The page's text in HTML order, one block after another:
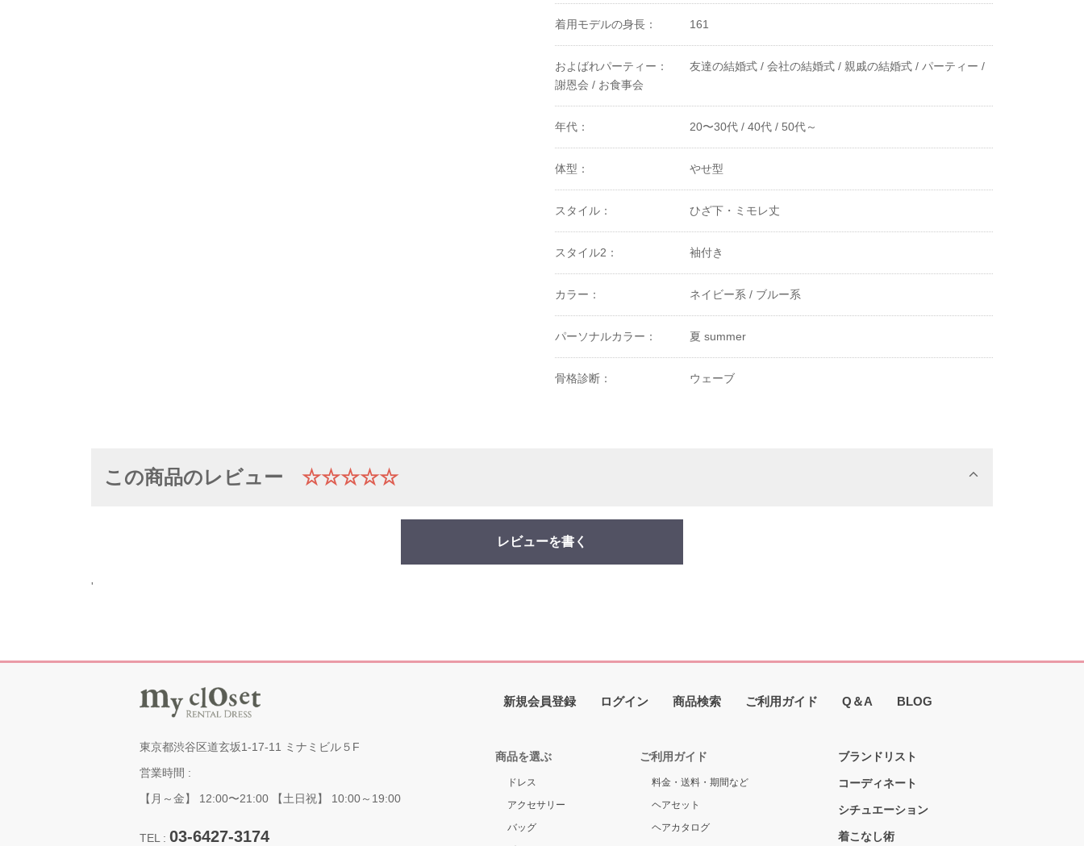
着用モデルの身長： 161
およばれパーティー： 友達の結婚式 / 会社の結婚式 / 親戚の結婚式 / パーティー /
謝恩会 / お食事会
年代： 20〜30代 / 40代 / 50代～
体型： やせ型
スタイル： ひざ下・ミモレ丈
スタイル2： 袖付き
カラー： ネイビー系 / ブルー系
パーソナルカラー： 夏 summer
骨格診断： ウェーブ
この商品のレビュー ☆☆☆☆☆
レビューを書く
'
東京都渋谷区道玄坂1-17-11 ミナミビル５F
営業時間 :
【月～金】 12:00〜21:00 【土日祝】 10:00～19:00
TEL : 03-6427-3174
新規会員登録 ログイン 商品検索 ご利用ガイド Q＆A BLOG
商品を選ぶ
ドレス
アクセサリー
バッグ
ご利用ガイド
料金・送料・期間など
ヘアセット
ヘアカタログ
ブランドリスト
コーディネート
シチュエーション
着こなし術